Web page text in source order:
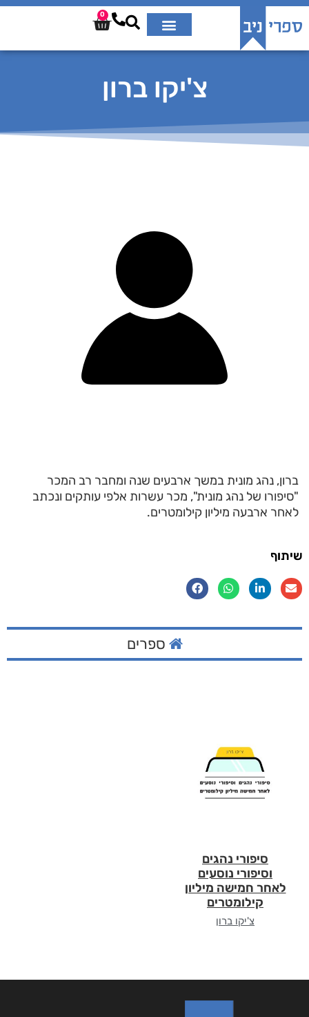
0
צ'יקו ברון
ברון, נהג מונית במשך ארבעים שנה ומחבר רב המכר
"סיפורו של נהג מונית", מכר עשרות אלפי עותקים ונכתב
לאחר ארבעה מיליון קילומטרים.
שיתוף
ספרים
סיפורי נהגים
וסיפורי נוסעים
לאחר חמישה מיליון
קילומטרים
צ'יקו ברון